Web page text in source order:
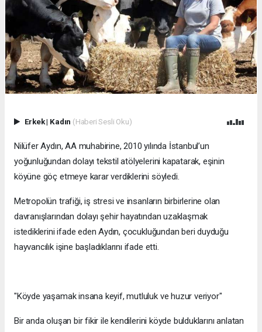
Erkek| Kadın (Haberi Sesli Oku)
Nilüfer Aydın, AA muhabirine, 2010 yılında İstanbul’un
yoğunluğundan dolayı tekstil atölyelerini kapatarak, eşinin
köyüne göç etmeye karar verdiklerini söyledi.
Metropolün trafiği, iş stresi ve insanların birbirlerine olan
davranışlarından dolayı şehir hayatından uzaklaşmak
istediklerini ifade eden Aydın, çocukluğundan beri duyduğu
hayvancılık işine başladıklarını ifade etti.
"Köyde yaşamak insana keyif, mutluluk ve huzur veriyor"
Bir anda oluşan bir fikir ile kendilerini köyde bulduklarını anlatan